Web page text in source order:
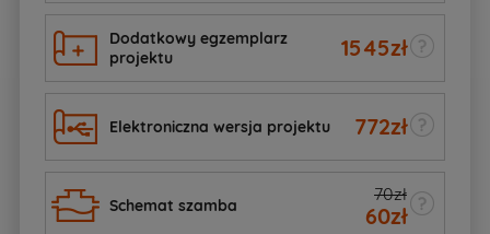
Dodatkowy egzemplarz
projektu
1545zł
Elektroniczna wersja projektu 772zł
Schemat szamba
70zł
60zł